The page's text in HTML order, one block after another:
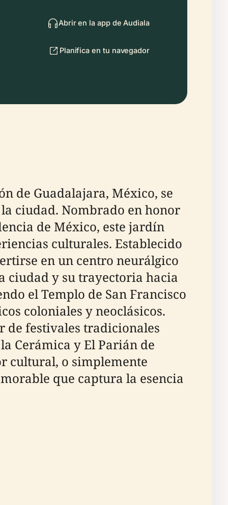
Abrir en la app de Audiala
Planifica en tu navegador
de Guadalajara, México, se
ciudad. Nombrado en honor
de México, este jardín
culturales. Establecido
en un centro neurálgico
ciudad y su trayectoria hacia
el Templo de San Francisco
coloniales y neoclásicos.
de festivales tradicionales
Cerámica y El Parián de
cultural, o simplemente
que captura la esencia